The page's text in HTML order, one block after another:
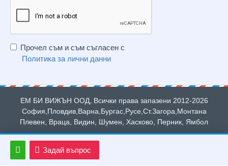
Задай въпрос
Прочел съм и съм съгласен с
Политика за лични данни
ЕМ БИ ВИЖЪН ООД, Всички права запазени 2012-2026
София,Пловдив,Варна,Бургас,Русе,Ст.Загора,Монтана
Плевен, Враца, Видин, Шумен, Хасково, Перник, Ямбол